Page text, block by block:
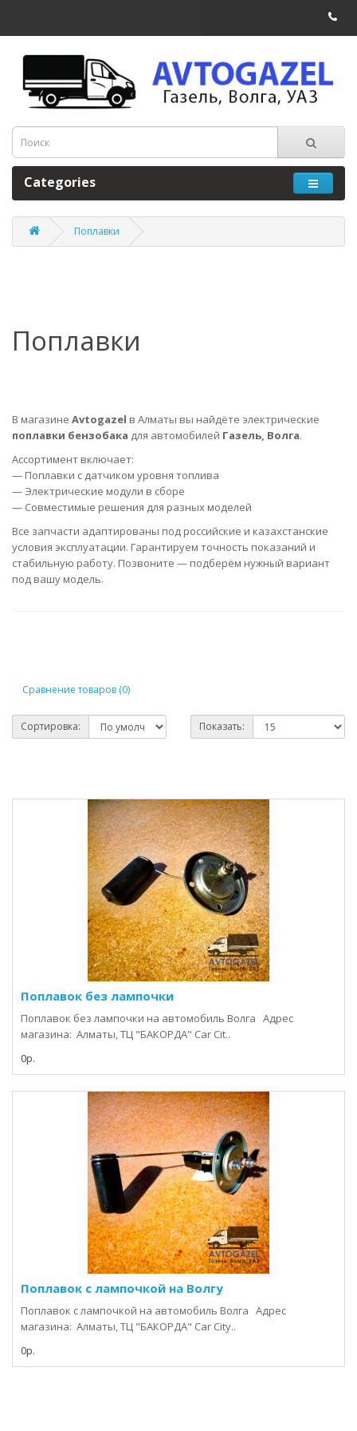
Categories
Поплавки
Поплавки
В магазине Avtogazel в Алматы вы найдёте электрические
поплавки бензобака для автомобилей Газель, Волга.
Ассортимент включает:
— Поплавки с датчиком уровня топлива
— Электрические модули в сборе
— Совместимые решения для разных моделей
Все запчасти адаптированы под российские и казахстанские
условия эксплуатации. Гарантируем точность показаний и
стабильную работу. Позвоните — подберём нужный вариант
под вашу модель.
Сравнение товаров (0)
Сортировка: Показать:
Поплавок без лампочки
Поплавок без лампочки на автомобиль Волга Адрес
магазина: Алматы, ТЦ "БАКОРДА" Car Cit..
0р.
Поплавок с лампочкой на Волгу
Поплавок с лампочкой на автомобиль Волга Адрес
магазина: Алматы, ТЦ "БАКОРДА" Car City..
0р.